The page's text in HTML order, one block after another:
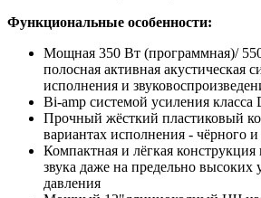
Функциональные особенности:
Мощная 350 Вт (программная)/
полосная активная акустическая
исполнения и
Bi-amp системой усиления класса
Прочный жёсткий пластиковый
вариантах исполнения - чёрного и
Компактная и лёгкая конструкция
звука даже на предельно высоких
давления